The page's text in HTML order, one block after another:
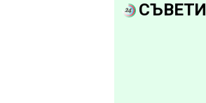
СЪВЕТИ